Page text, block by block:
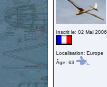
Inscrit le: 02 Mai 2006
Localisation: Europe
Âge: 63